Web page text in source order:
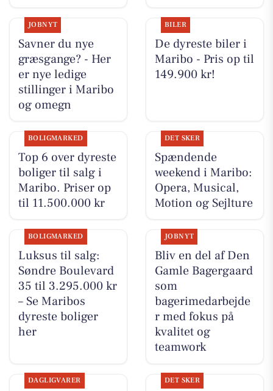
JOBNYT
Savner du nye
græsgange? - Her
er nye ledige
stillinger i Maribo
og omegn
BILER
De dyreste biler i
Maribo - Pris op til
149.900 kr!
BOLIGMARKED
Top 6 over dyreste
boliger til salg i
Maribo. Priser op
til 11.500.000 kr
DET SKER
Spændende
weekend i Maribo:
Opera, Musical,
Motion og Sejlture
BOLIGMARKED
Luksus til salg:
Søndre Boulevard
35 til 3.295.000 kr
– Se Maribos
dyreste boliger
her
JOBNYT
Bliv en del af Den
Gamle Bagergaard
som
bagerimedarbejde
r med fokus på
kvalitet og
teamwork
DAGLIGVARER DET SKER